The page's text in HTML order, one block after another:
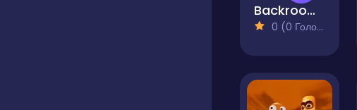
Backrooms Skibidi Escape
0 (0 Голосів)